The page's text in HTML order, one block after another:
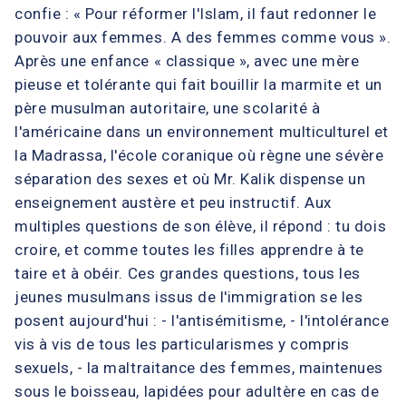
confie : « Pour réformer l'Islam, il faut redonner le
pouvoir aux femmes. A des femmes comme vous ».
Après une enfance « classique », avec une mère
pieuse et tolérante qui fait bouillir la marmite et un
père musulman autoritaire, une scolarité à
l'américaine dans un environnement multiculturel et
la Madrassa, l'école coranique où règne une sévère
séparation des sexes et où Mr. Kalik dispense un
enseignement austère et peu instructif. Aux
multiples questions de son élève, il répond : tu dois
croire, et comme toutes les filles apprendre à te
taire et à obéir. Ces grandes questions, tous les
jeunes musulmans issus de l'immigration se les
posent aujourd'hui : - l'antisémitisme, - l'intolérance
vis à vis de tous les particularismes y compris
sexuels, - la maltraitance des femmes, maintenues
sous le boisseau, lapidées pour adultère en cas de